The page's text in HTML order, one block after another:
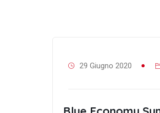
29 Giugno 2020